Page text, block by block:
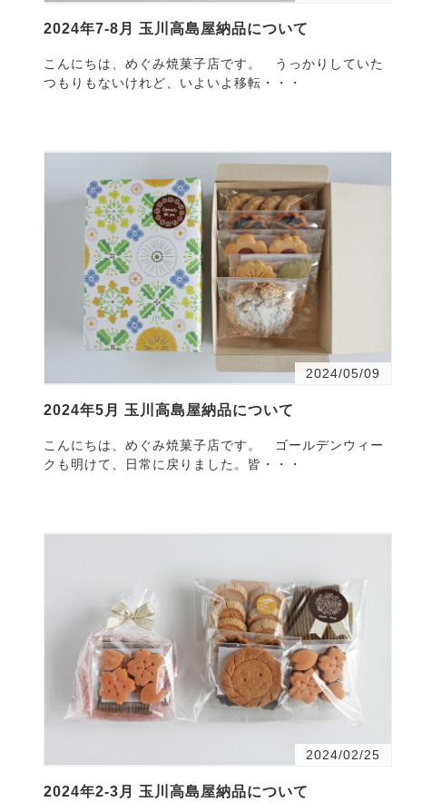
2024年7-8月 玉川高島屋納品について
こんにちは、めぐみ焼菓子店です。 うっかりしていた
つもりもないけれど、いよいよ移転・・・
2024/05/09
2024年5月 玉川高島屋納品について
こんにちは、めぐみ焼菓子店です。 ゴールデンウィー
クも明けて、日常に戻りました。皆・・・
2024/02/25
2024年2-3月 玉川高島屋納品について